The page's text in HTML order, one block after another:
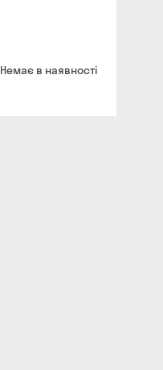
Немає в наявності